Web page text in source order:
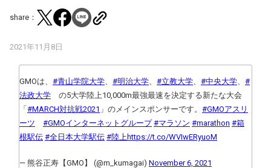
share：
2021年11月8日
GMOは、 #青山学院大学 #明治大学 #立教大学 #中央大学
#
法政大学 の5大学陸上10,000m最強最速を決定する新たな大会
「 #MARCH対抗戦2021 」のメインスポンサーです。 #GMOアスリ
ーツ
#GMOインターネットグループ #マラソン #marathon #箱
根駅伝 #全日本大学駅伝 #陸上 https://t.co/WVIwERyuoM
— 熊谷正寿【GMO】 (@m_kumagai) November 6, 2021